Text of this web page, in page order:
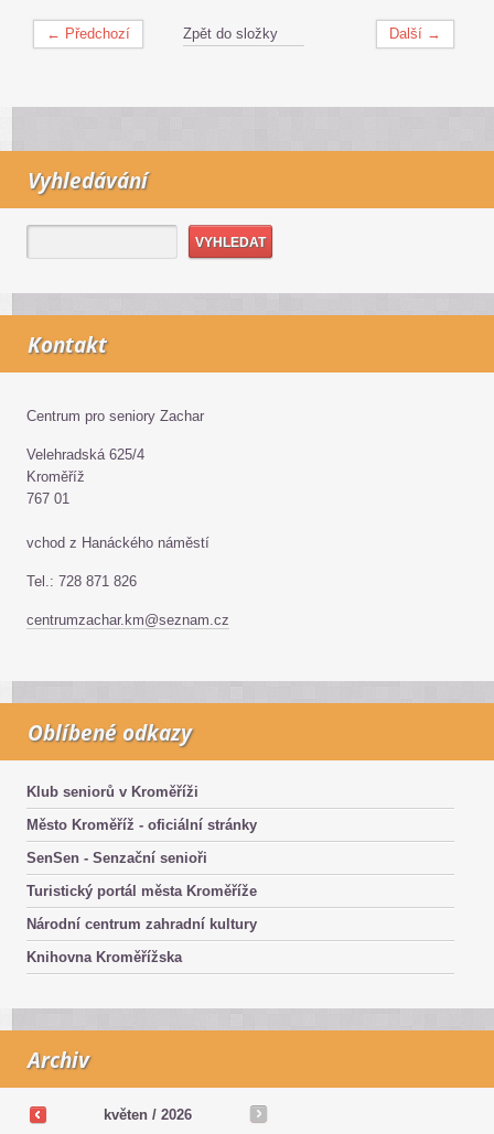
← Předchozí Další →
Zpět do složky
Vyhledávání
Kontakt
Centrum pro seniory Zachar
Velehradská 625/4
Kroměříž
767 01
vchod z Hanáckého náměstí
Tel.: 728 871 826
centrumzachar.km@seznam.cz
Oblíbené odkazy
Klub seniorů v Kroměříži
Město Kroměříž - oficiální stránky
SenSen - Senzační senioři
Turistický portál města Kroměříže
Národní centrum zahradní kultury
Knihovna Kroměřížska
Archiv
květen / 2026